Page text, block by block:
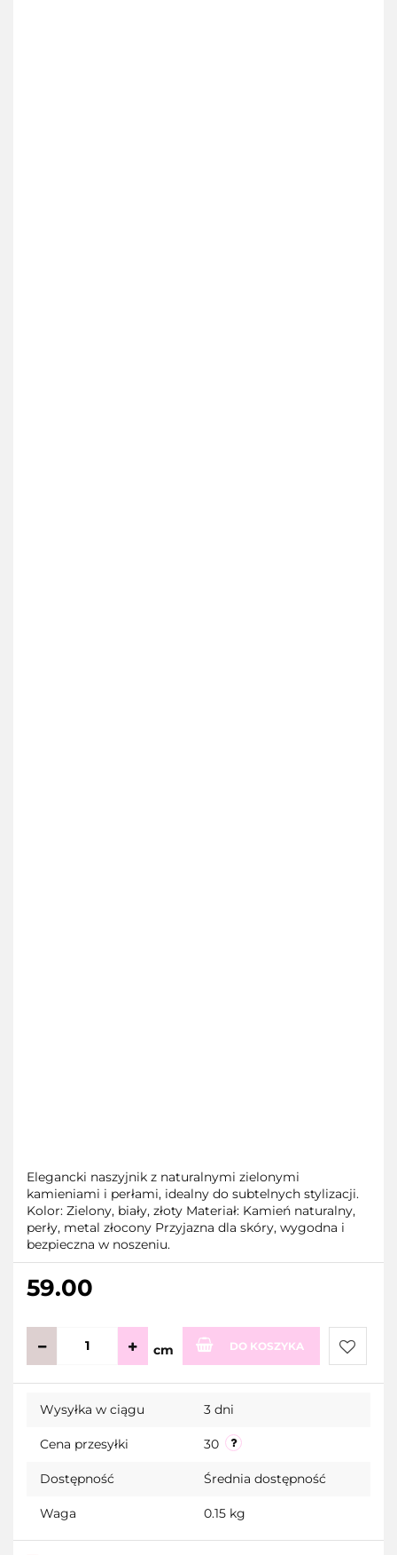
Elegancki naszyjnik z naturalnymi zielonymi
kamieniami i perłami, idealny do subtelnych stylizacji.
Kolor: Zielony, biały, złoty Materiał: Kamień naturalny,
perły, metal złocony Przyjazna dla skóry, wygodna i
bezpieczna w noszeniu.
59.00
cm DO KOSZYKA
Do
Wysyłka w ciągu 3 dni
Cena przesyłki 30
Dostępność Średnia dostępność
Waga 0.15 kg